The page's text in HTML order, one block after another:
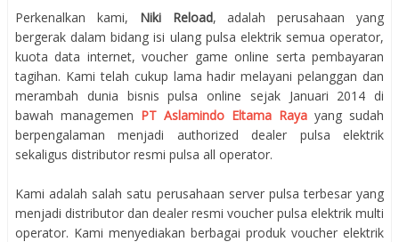
Perkenalkan kami, Niki Reload, adalah perusahaan yang
bergerak dalam bidang isi ulang pulsa elektrik semua operator,
kuota data internet, voucher game online serta pembayaran
tagihan. Kami telah cukup lama hadir melayani pelanggan dan
merambah dunia bisnis pulsa online sejak Januari 2014 di
bawah managemen PT Aslamindo Eltama Raya yang sudah
berpengalaman menjadi authorized dealer pulsa elektrik
sekaligus distributor resmi pulsa all operator.
Kami adalah salah satu perusahaan server pulsa terbesar yang
menjadi distributor dan dealer resmi voucher pulsa elektrik multi
operator. Kami menyediakan berbagai produk voucher elektrik